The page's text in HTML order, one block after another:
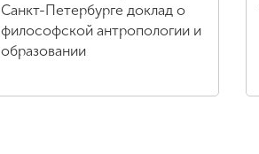
Санкт-Петербурге доклад о
философской антропологии и
образовании